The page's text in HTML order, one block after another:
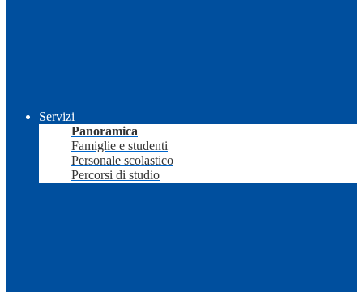
Servizi
Panoramica
Famiglie e studenti
Personale scolastico
Percorsi di studio